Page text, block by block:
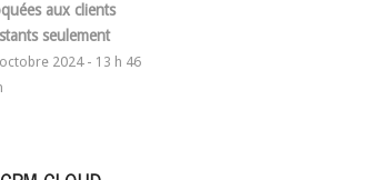
aux clients
seulement
2024 - 13 h 46